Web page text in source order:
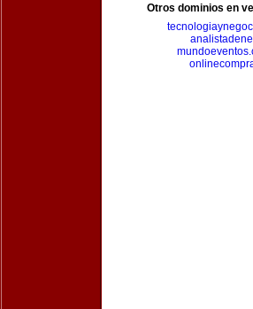
Otros dominios en